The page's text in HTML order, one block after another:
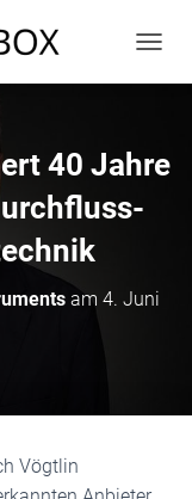
A
A
U
M
N
40 Jahre
am 4. Juni
Vögtlin